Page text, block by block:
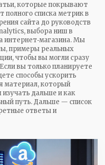
которые покрывают
списка метрик в
сайта до руководств
выбора ниш в
интернет‑магазина. Мы
примеры реальных
чтобы вы могли сразу
вы только планируете
способы ускорить
материал, который
дальше и как
путь. Дальше — список
ответы и